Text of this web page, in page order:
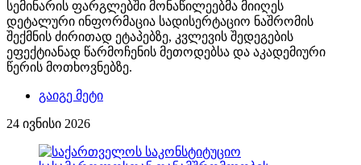
სემინარის ფარგლებში მონაწილეებმა მიიღეს
დეტალური ინფორმაცია სადისერტაციო ნაშრომის
შექმნის ძირითად ეტაპებზე, კვლევის შედეგების
ეფექტიანად წარმოჩენის მეთოდებსა და აკადემიური
წერის მოთხოვნებზე.
გაიგე მეტი
24 ივნისი 2026